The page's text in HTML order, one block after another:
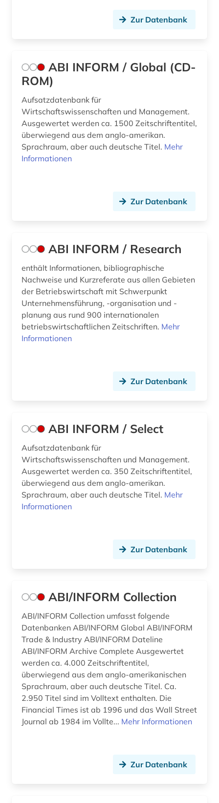
bergbaustatistik (2)
berlin (2)
beruf (1)
berufliche fortbildung (3)
berufsforschung (1)
berufspädagogik (1)
berufsrecht (1)
berufsstrategie (1)
berusbildungssystem (1)
bestechung (1)
beteiligung (1)
betrieb (3)
betriebliches informationssystem (1)
betriebsorganisation (1)
betriebssicherheitsverordnung (1)
betriebssystem (1)
betriebsverfassungsgesetz (1)
betriebswirtschaft (20)
betriebswirtschaftliche steuerlehre (1)
Zur Datenbank
ABI INFORM / Global (CD-
ROM)
Aufsatzdatenbank für
Wirtschaftswissenschaften und Management.
Ausgewertet werden ca. 1500 Zeitschriftentitel,
überwiegend aus dem anglo-amerikan.
Sprachraum, aber auch deutsche Titel. Mehr
Informationen
Zur Datenbank
ABI INFORM / Research
enthält Informationen, bibliographische
Nachweise und Kurzreferate aus allen Gebieten
der Betriebswirtschaft mit Schwerpunkt
Unternehmensführung, -organisation und -
planung aus rund 900 internationalen
betriebswirtschaftlichen Zeitschriften. Mehr
Informationen
Zur Datenbank
ABI INFORM / Select
Aufsatzdatenbank für
Wirtschaftswissenschaften und Management.
Ausgewertet werden ca. 350 Zeitschriftentitel,
überwiegend aus dem anglo-amerikan.
Sprachraum, aber auch deutsche Titel. Mehr
Informationen
Zur Datenbank
ABI/INFORM Collection
ABI/INFORM Collection umfasst folgende
Datenbanken ABI/INFORM Global ABI/INFORM
Trade & Industry ABI/INFORM Dateline
ABI/INFORM Archive Complete Ausgewertet
werden ca. 4.000 Zeitschriftentitel,
überwiegend aus dem anglo-amerikanischen
Sprachraum, aber auch deutsche Titel. Ca.
2.950 Titel sind im Volltext enthalten. Die
Financial Times ist ab 1996 und das Wall Street
Journal ab 1984 im Vollte... Mehr Informationen
Zur Datenbank